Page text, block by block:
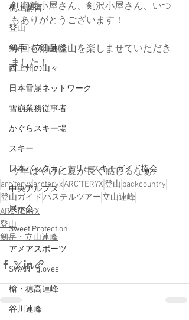
机上講習
登山
剱岳・立山連峰
西上州の山々
日本雪崩ネットワーク
雪崩業務従事者
かぐらスキー場
スキー
日本バックカントリースキーガイド協会
中央アルプス
展示会
Sweet Protection
アメアスポーツ
SWANY gloves
槍・穂高連峰
谷川連峰
剣御前小屋さん、剣沢小屋さん、いつ
もありがとうございます！
今回も剱岳登山を楽しませていただき
ました！
今年はやけに夏が長く感じるなぁ。
arc'teryxarcteryxARC’TERYX登山 backcountry
登山ガイド パステルツアー立山連峰
ARC'TERYX
登山
剱岳・立山連峰